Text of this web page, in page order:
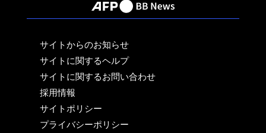
サイトからのお知らせ
サイトに関するヘルプ
サイトに関するお問い合わせ
採用情報
サイトポリシー
プライバシーポリシー